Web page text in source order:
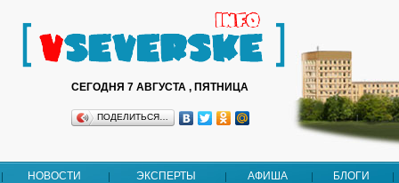
СЕГОДНЯ 7 АВГУСТА , ПЯТНИЦА
ПОДЕЛИТЬСЯ…
НОВОСТИ ЭКСПЕРТЫ АФИША БЛОГИ